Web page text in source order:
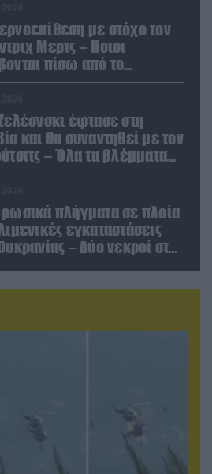
με στόχο τον
Μερτς – Ποιοι
πίσω από το
βίντεο
έφτασε στη
και θα συναντηθεί με τον
– Όλα τα βλέμματα
σχέσεις με τη Ρωσία
πλήγματα σε πλοία
εγκαταστάσεις
– Δύο νεκροί στην